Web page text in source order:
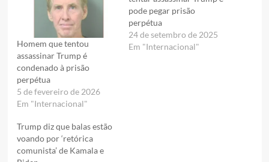
Homem que tentou
assassinar Trump é
condenado à prisão
perpétua
5 de fevereiro de 2026
Em "Internacional"
pode pegar prisão
perpétua
24 de setembro de 2025
Em "Internacional"
Trump diz que balas estão
voando por ‘retórica
comunista’ de Kamala e